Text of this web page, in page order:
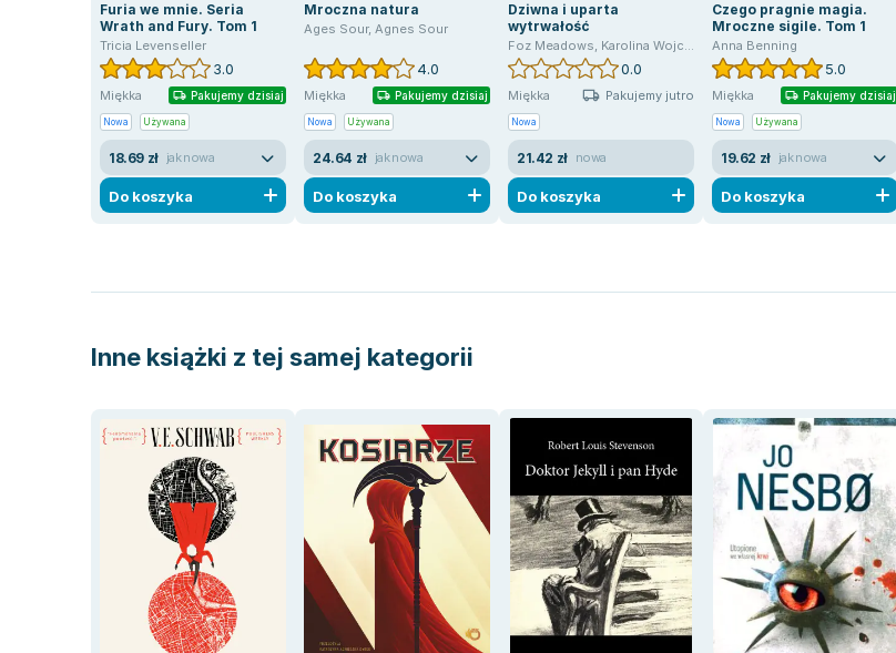
Furia we mnie. Seria
Wrath and Fury. Tom 1
Tricia Levenseller
3.0
Miękka Pakujemy dzisiaj
Nowa Używana
18.69 zł jak nowa
Do koszyka
Mroczna natura
Ages Sour, Agnes Sour
4.0
Miękka Pakujemy dzisiaj
Nowa Używana
24.64 zł jak nowa
Do koszyka
Dziwna i uparta
wytrwałość
Foz Meadows, Karolina Wojciechowska
0.0
Miękka Pakujemy jutro
Nowa
21.42 zł nowa
Do koszyka
Czego pragnie magia.
Mroczne sigile. Tom 1
Anna Benning
5.0
Miękka Pakujemy dzisiaj
Nowa Używana
19.62 zł jak nowa
Do koszyka
Inne książki z tej samej kategorii